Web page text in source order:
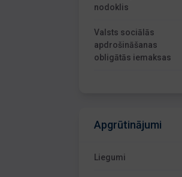
nodoklis
Valsts sociālās
apdrošināšanas
obligātās iemaksas
Apgrūtinājumi
Liegumi